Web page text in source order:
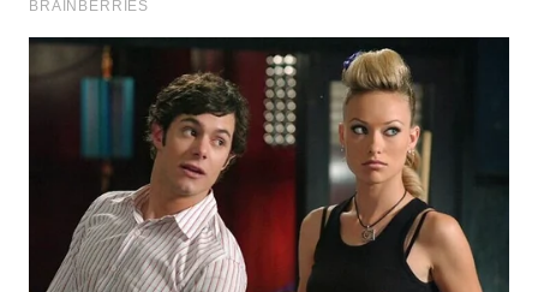
WAHANA
NEWS
WAHANA
ADVOKAT
WAHANA